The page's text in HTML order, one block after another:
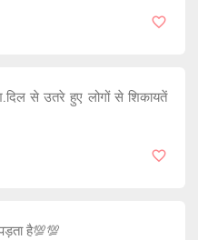
से उतरे हुए लोगों से शिकायतें
है💯💯